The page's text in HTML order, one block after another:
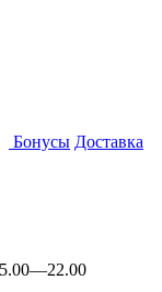
Бонусы Доставка